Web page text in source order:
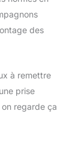
des
à remettre
prise
regarde ça